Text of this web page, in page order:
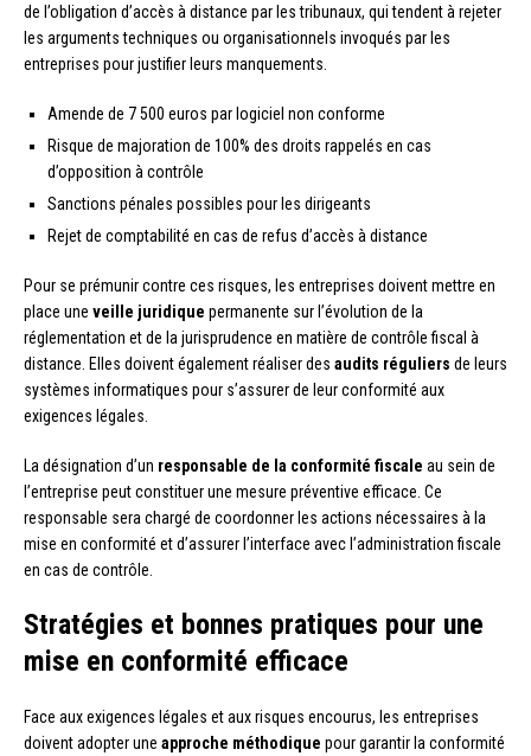
de l’obligation d’accès à distance par les tribunaux, qui tendent à rejeter
les arguments techniques ou organisationnels invoqués par les
entreprises pour justifier leurs manquements.
Amende de 7 500 euros par logiciel non conforme
Risque de majoration de 100% des droits rappelés en cas
d’opposition à contrôle
Sanctions pénales possibles pour les dirigeants
Rejet de comptabilité en cas de refus d’accès à distance
Pour se prémunir contre ces risques, les entreprises doivent mettre en
place une veille juridique permanente sur l’évolution de la
réglementation et de la jurisprudence en matière de contrôle fiscal à
distance. Elles doivent également réaliser des audits réguliers de leurs
systèmes informatiques pour s’assurer de leur conformité aux
exigences légales.
La désignation d’un responsable de la conformité fiscale au sein de
l’entreprise peut constituer une mesure préventive efficace. Ce
responsable sera chargé de coordonner les actions nécessaires à la
mise en conformité et d’assurer l’interface avec l’administration fiscale
en cas de contrôle.
Stratégies et bonnes pratiques pour une
mise en conformité efficace
Face aux exigences légales et aux risques encourus, les entreprises
doivent adopter une approche méthodique pour garantir la conformité